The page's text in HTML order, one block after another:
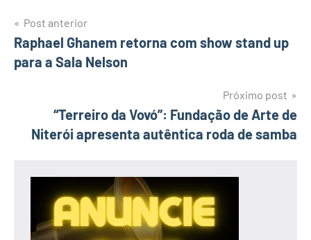
Navegação
de
Post anterior
Raphael Ghanem retorna com show stand up
para a Sala Nelson
Próximo post
“Terreiro da Vovó”: Fundação de Arte de
Niterói apresenta autêntica roda de samba